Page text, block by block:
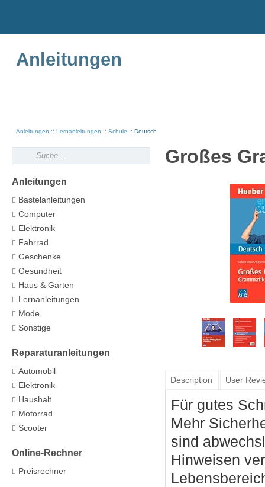
Anleitungen
Anleitungen Lernanleitungen Schule Deutsch
Großes
Description User
Für gutes
Mehr
sind
Hinweisen
Anleitungen
Bastelanleitungen
Computer
Elektronik
Fahrrad
Geschenke
Gesundheit
Haus & Garten
Lernanleitungen
Mode
Sonstige
Reparaturanleitungen
Automobil
Elektronik
Haushalt
Motorrad
Scooter
Online-Rechner
Preisrechner